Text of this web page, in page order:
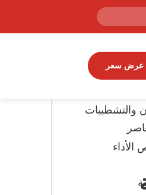
عرض سعرألواح
والتشطيبات
الأداء